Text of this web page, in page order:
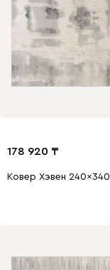
178 920
Ковер Хэвен 240x340